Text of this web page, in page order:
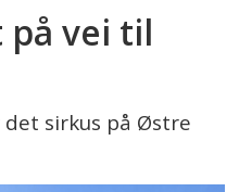
på vei til
det sirkus på Østre